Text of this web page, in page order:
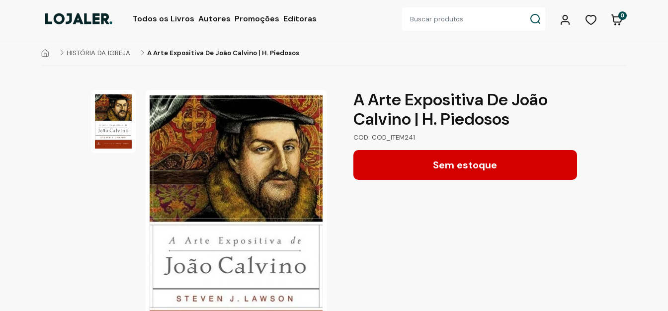
Todos os Livros Autores Promoções Editoras 0
HISTÓRIA DA IGREJA A Arte Expositiva De João Calvino | H. Piedosos
A Arte Expositiva De João
Calvino | H. Piedosos
COD: COD_ITEM241
Sem estoque